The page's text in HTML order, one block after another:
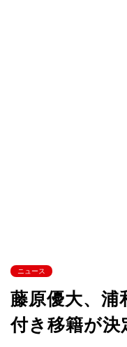
ニュース
藤原優大、浦
付き移籍が決